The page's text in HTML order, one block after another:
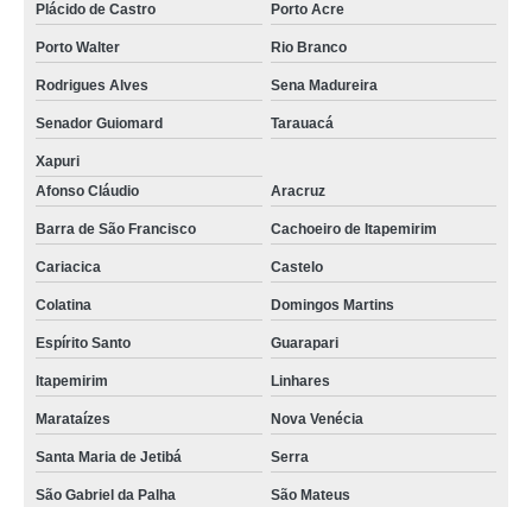
tela agrícola sombrite Cidade Ocidental
telas agrícolas monofilamento Jacarepaguá
venda de tela estufa agrícola Laranjal do Jari
venda de tela para uso agrícola Brusque
telas agrícolas para horta ABCD
telas agrícolas de horta Crato
onde encontro tela agrícola sombrite Castelo
Plácido de Castro Porto Acre
Porto Walter Rio Branco
Rodrigues Alves Sena Madureira
Senador Guiomard Tarauacá
Xapuri
Afonso Cláudio
Aracruz
Barra de São Francisco Cachoeiro de Itapemirim
Cariacica Castelo
Colatina Domingos Martins
Espírito Santo Guarapari
Itapemirim Linhares
Marataízes Nova Venécia
Santa Maria de Jetibá Serra
São Gabriel da Palha São Mateus